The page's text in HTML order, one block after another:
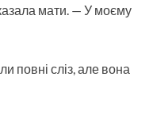
мати. — У моєму
повні сліз, але вона